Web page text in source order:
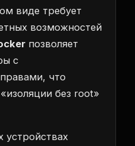
виде требует
возможностей
позволяет
с
что
без root»
устройствах